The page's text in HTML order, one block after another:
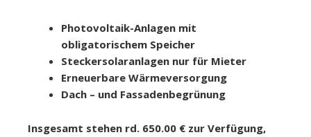
Photovoltaik-Anlagen mit
obligatorischem Speicher
Steckersolaranlagen nur für Mieter
Erneuerbare Wärmeversorgung
Dach – und Fassadenbegrünung
Insgesamt stehen rd. 650.00 € zur Verfügung,